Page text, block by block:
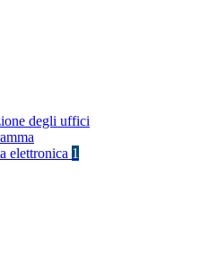
degli uffici
elettronica 1